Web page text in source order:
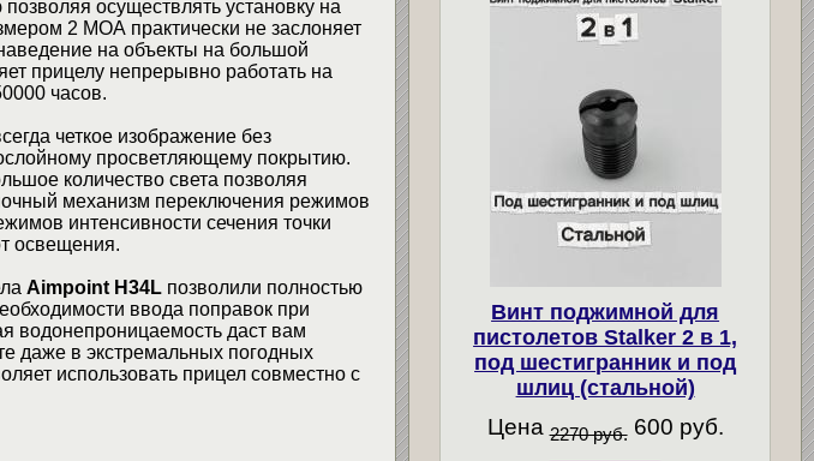
осуществлять установку на
2 МОА практически не заслоняет
на объекты на большой
прицелу непрерывно работать на
часов.
четкое изображение без
просветляющему покрытию.
количество света позволяя
механизм переключения режимов
интенсивности сечения точки
освещения.
Aimpoint H34Lпозволили полностью
ввода поправок при
водонепроницаемость даст вам
даже в экстремальных погодных
использовать прицел совместно с
Винт поджимной для
пистолетов Stalker 2 в 1,
под шестигранник и под
шлиц (стальной)
Цена 2270 руб. 600 руб.